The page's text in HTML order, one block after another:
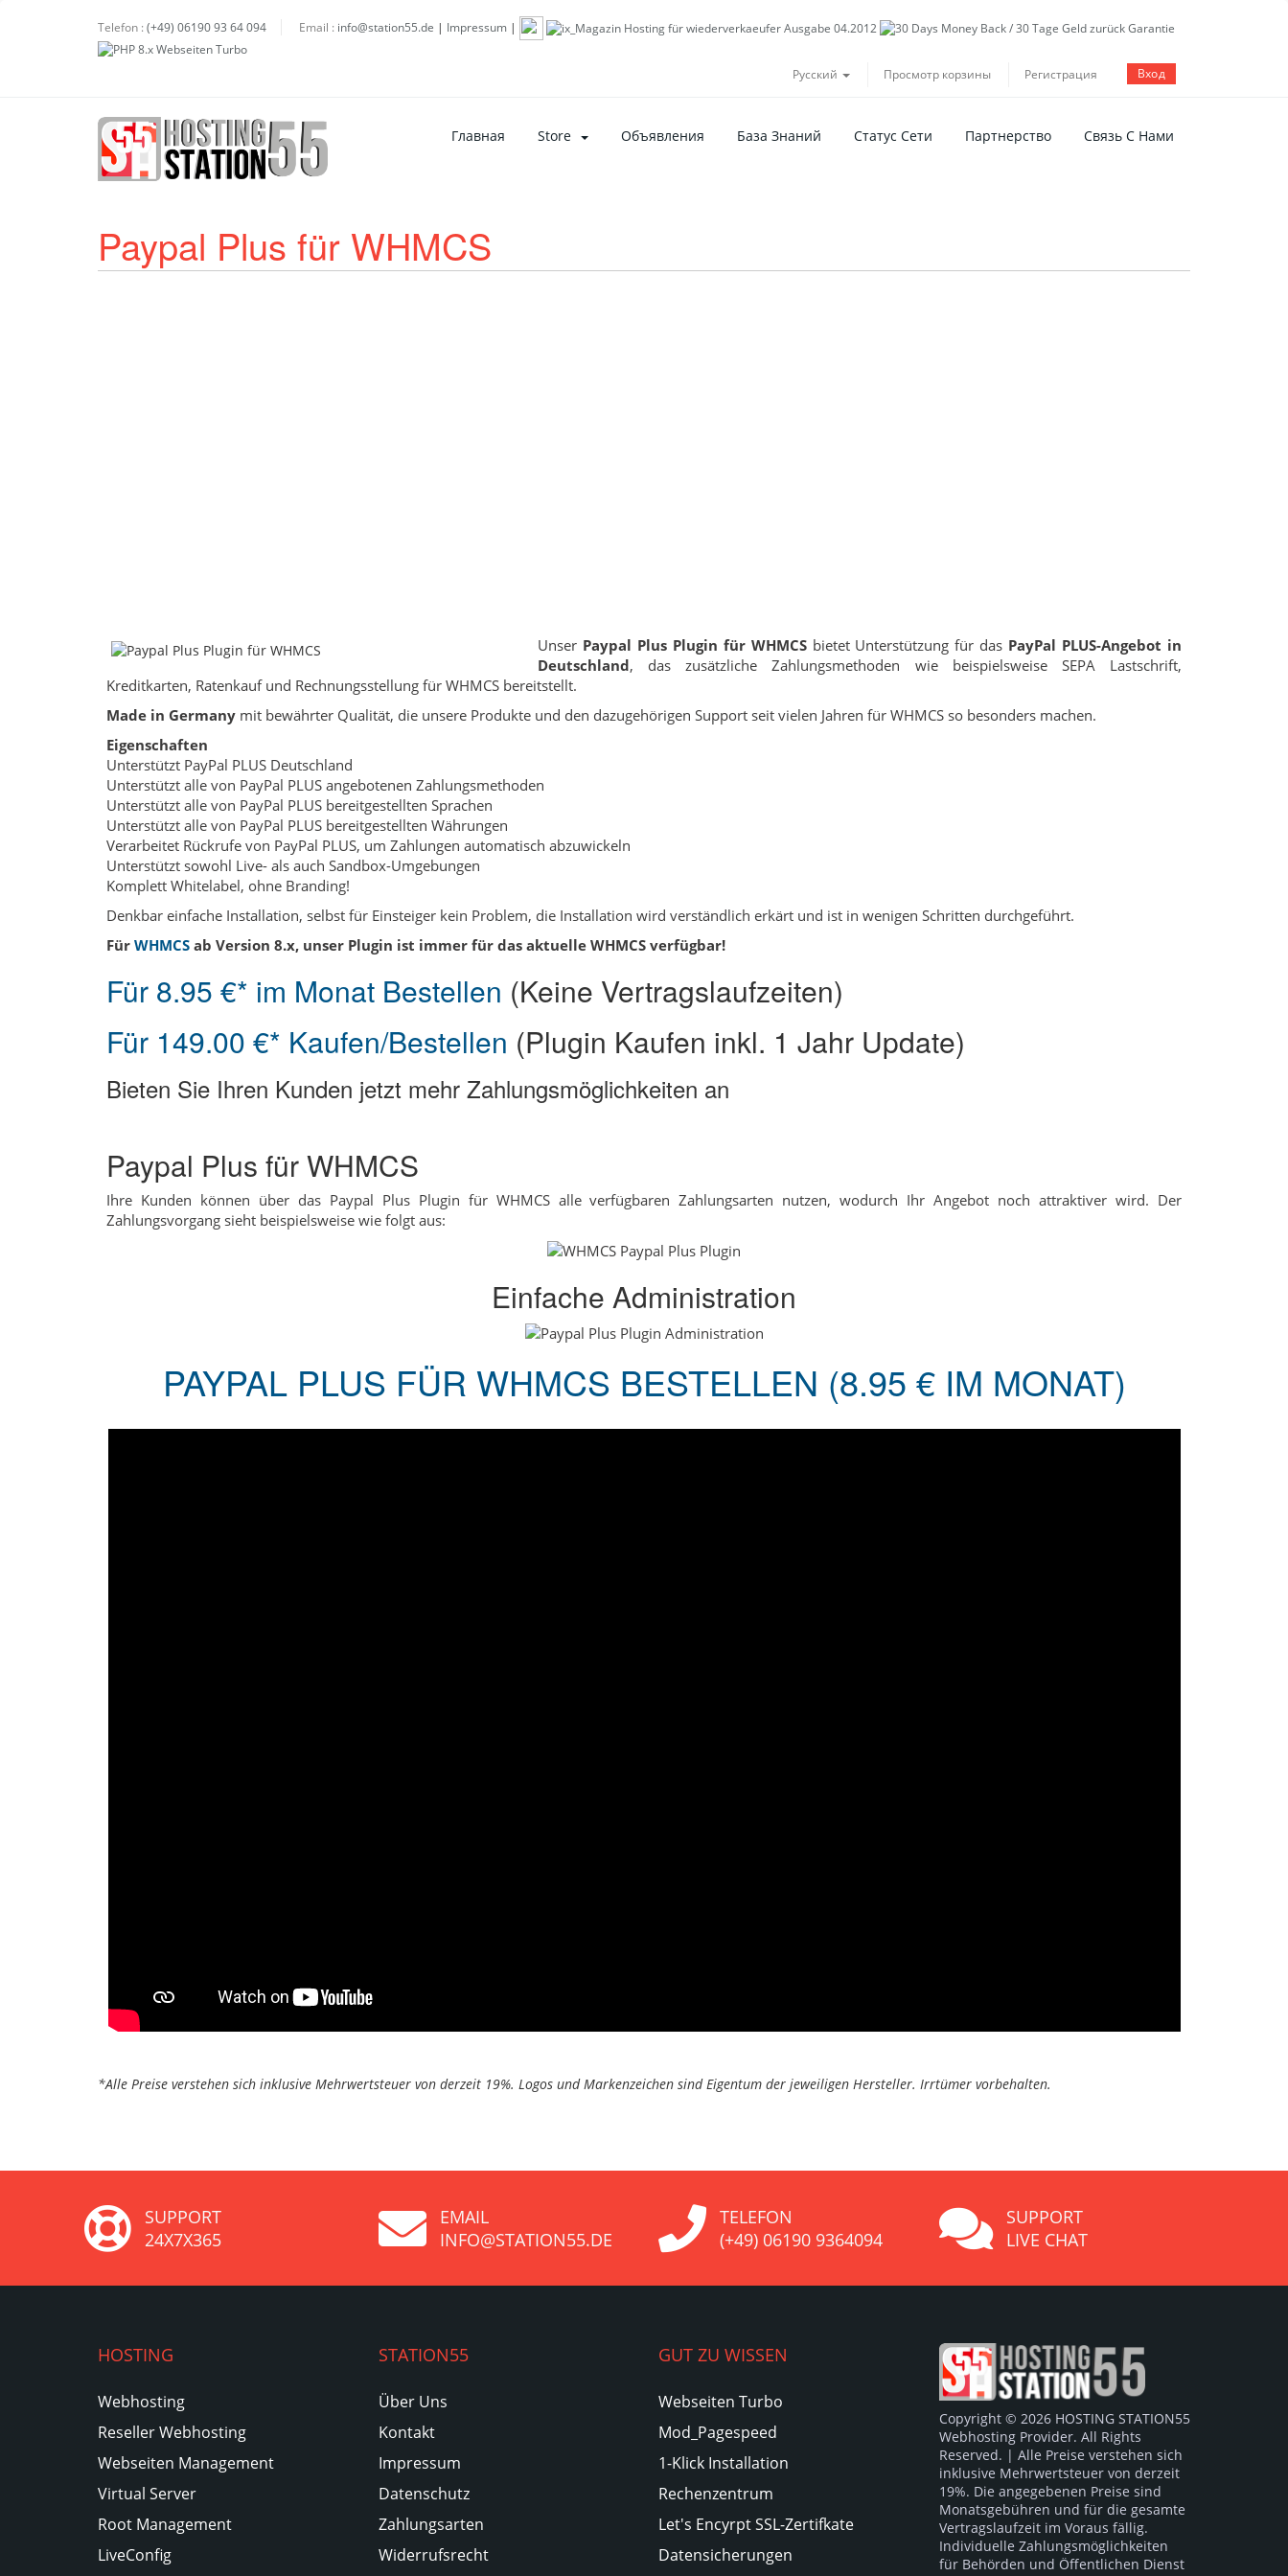
Telefon : (+49) 06190 93 64 094 Email : info@station55.de | Impressum |
Русский Просмотр корзины Регистрация Вход
Главная Store Объявления База Знаний Статус Сети Партнерство Связь С Нами
Paypal Plus für WHMCS
Unser Paypal Plus Plugin für WHMCSbietet Unterstützung für das PayPal PLUS-Angebot in
Deutschland, das zusätzliche Zahlungsmethoden wie beispielsweise SEPA Lastschrift,
Kreditkarten, Ratenkauf und Rechnungsstellung für WHMCS bereitstellt.
Made in Germany mit bewährter Qualität, die unsere Produkte und den dazugehörigen Support seit vielen Jahren für WHMCS so besonders machen.
Eigenschaften
Unterstützt PayPal PLUS Deutschland
Unterstützt alle von PayPal PLUS angebotenen Zahlungsmethoden
Unterstützt alle von PayPal PLUS bereitgestellten Sprachen
Unterstützt alle von PayPal PLUS bereitgestellten Währungen
Verarbeitet Rückrufe von PayPal PLUS, um Zahlungen automatisch abzuwickeln
Unterstützt sowohl Live- als auch Sandbox-Umgebungen
Komplett Whitelabel, ohne Branding!
Denkbar einfache Installation, selbst für Einsteiger kein Problem, die Installation wird verständlich erkärt und ist in wenigen Schritten durchgeführt.
Für WHMCS ab Version 8.x, unser Plugin ist immer für das aktuelle WHMCS verfügbar!
Für 8.95 €* im Monat Bestellen (Keine Vertragslaufzeiten)
Für 149.00 €* Kaufen/Bestellen (Plugin Kaufen inkl. 1 Jahr Update)
Bieten Sie Ihren Kunden jetzt mehr Zahlungsmöglichkeiten an
Paypal Plus für WHMCS
Ihre Kunden können über das Paypal Plus Plugin für WHMCS alle verfügbaren Zahlungsarten nutzen, wodurch Ihr Angebot noch attraktiver wird. Der
Zahlungsvorgang sieht beispielsweise wie folgt aus:
Einfache Administration
PAYPAL PLUS FÜR WHMCS BESTELLEN (8.95 € IM MONAT)
*Alle Preise verstehen sich inklusive Mehrwertsteuer von derzeit 19%. Logos und Markenzeichen sind Eigentum der jeweiligen Hersteller. Irrtümer vorbehalten.
SUPPORT
24X7X365
EMAIL
INFO@STATION55.DE
TELEFON
(+49) 06190 9364094
SUPPORT
LIVE CHAT
HOSTING
Webhosting
Reseller Webhosting
Webseiten Management
Virtual Server
Root Management
LiveConfig
STATION55
Über Uns
Kontakt
Impressum
Datenschutz
Zahlungsarten
Widerrufsrecht
GUT ZU WISSEN
Webseiten Turbo
Mod_Pagespeed
1-Klick Installation
Rechenzentrum
Let's Encyrpt SSL-Zertifkate
Datensicherungen
Copyright © 2026 HOSTING STATION55
Webhosting Provider. All Rights
Reserved. | Alle Preise verstehen sich
inklusive Mehrwertsteuer von derzeit
19%. Die angegebenen Preise sind
Monatsgebühren und für die gesamte
Vertragslaufzeit im Voraus fällig.
Individuelle Zahlungsmöglichkeiten
für Behörden und Öffentlichen Dienst